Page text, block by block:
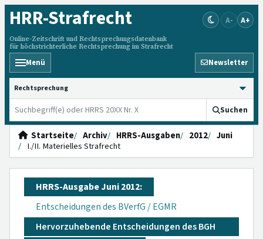
HRR-Strafrecht
Online-Zeitschrift und Rechtsprechungsdatenbank
für höchstrichterliche Rechtsprechung im Strafrecht
A- A+
Menü Newsletter
HRRS durchsuchen
Suchen
Startseite Archiv HRRS-Ausgaben 2012
Juni
I./II. Materielles Strafrecht
HRRS-Ausgabe Juni 2012:
Entscheidungen des BVerfG / EGMR
Hervorzuhebende Entscheidungen des BGH